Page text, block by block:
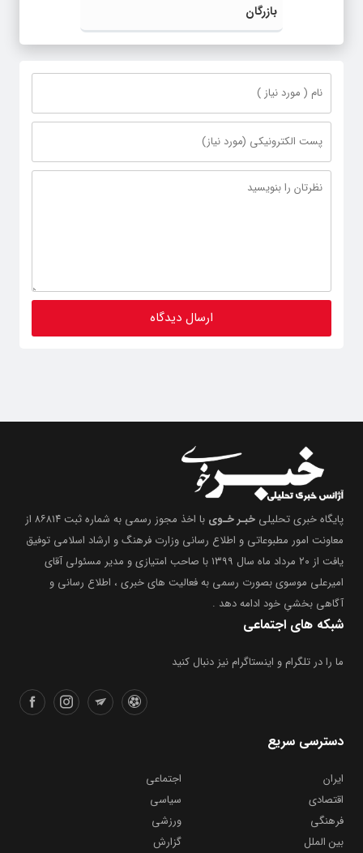
بازرگان
پایگاه خبری تحلیلی خبـر خـوی
با اخذ مجوز رسمی به شماره ثبت ۸۶۸۱۴ از
معاونت امور مطبوعاتی و اطلاع رسانی وزارت فرهنگ و ارشاد اسلامی توفیق
یافت از ۲۰ مرداد ماه سال ۱۳۹۹ با صاحب امتیازی و مدیر مسئولی آقای
امیرعلی موسوی بصورت رسمی به فعالیت های خبری ، اطلاع رسانی و
آگاهی بخشیِ خود ادامه دهد .
شبکه های اجتماعی
ما را در تلگرام و اینستاگرام نیز دنبال کنید
دسترسی سریع
ایران
اجتماعی
اقتصادی
سیاسی
فرهنگی
ورزشی
بین الملل
گزارش